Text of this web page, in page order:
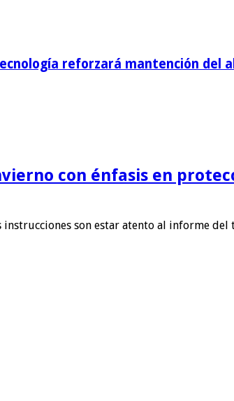
reforzará mantención del
con énfasis en
instrucciones son estar atento al informe